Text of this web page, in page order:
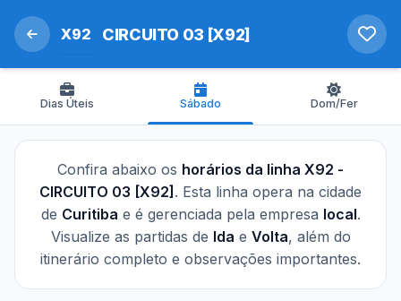
X92 CIRCUITO 03 [X92]
Dias Úteis Sábado Dom/Fer
Confira abaixo os horários da linha X92 -
CIRCUITO 03 [X92] . Esta linha opera na cidade
de Curitiba e é gerenciada pela empresa local.
Visualize as partidas de Ida e Volta, além do
itinerário completo e observações importantes.